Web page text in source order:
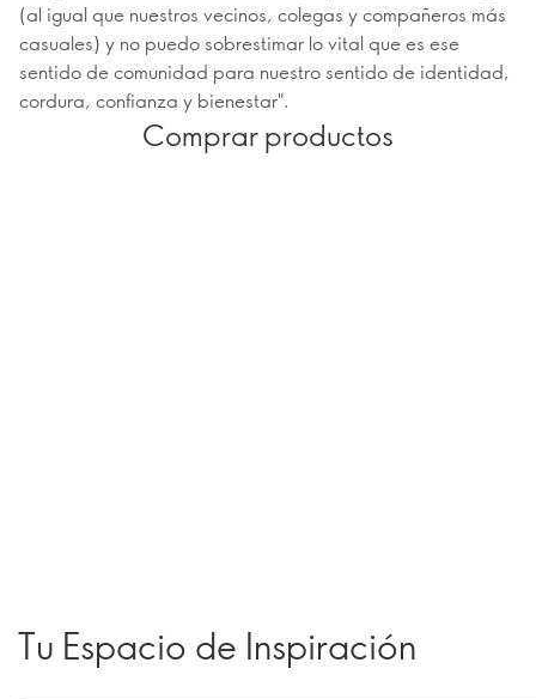
(al igual que nuestros vecinos, colegas y compañeros más
casuales) y no puedo sobrestimar lo vital que es ese
sentido de comunidad para nuestro sentido de identidad,
cordura, confianza y bienestar".
Comprar productos
Tu Espacio de Inspiración